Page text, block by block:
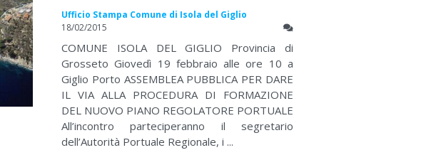
Ufficio Stampa Comune di Isola del Giglio
18/02/2015
COMUNE ISOLA DEL GIGLIO Provincia di
Grosseto Giovedì 19 febbraio alle ore 10 a
Giglio Porto ASSEMBLEA PUBBLICA PER DARE
IL VIA ALLA PROCEDURA DI FORMAZIONE
DEL NUOVO PIANO REGOLATORE PORTUALE
All’incontro parteciperanno il segretario
dell’Autorità Portuale Regionale, i ...